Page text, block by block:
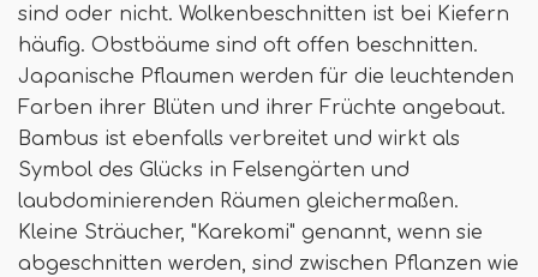
sind oder nicht. Wolkenbeschnitten ist bei Kiefern
häufig. Obstbäume sind oft offen beschnitten.
Japanische Pflaumen werden für die leuchtenden
Farben ihrer Blüten und ihrer Früchte angebaut.
Bambus ist ebenfalls verbreitet und wirkt als
Symbol des Glücks in Felsengärten und
laubdominierenden Räumen gleichermaßen.
Kleine Sträucher, "Karekomi" genannt, wenn sie
abgeschnitten werden, sind zwischen Pflanzen wie